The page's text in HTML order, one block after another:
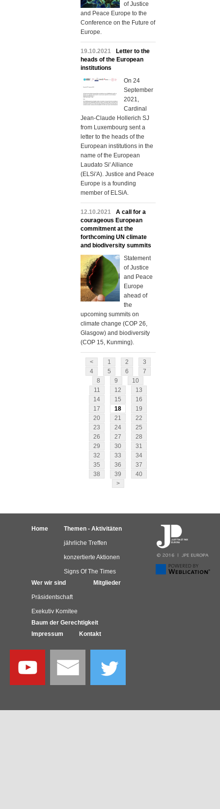
of Justice
and Peace Europe to the
Conference on the Future of
Europe.
19.10.2021
Letter to the
heads of the European
institutions
On 24
September
2021,
Cardinal
Jean-Claude Hollerich SJ
from Luxembourg sent a
letter to the heads of the
European institutions in the
name of the European
Laudato Si' Alliance
(ELSi'A). Justice and Peace
Europe is a founding
member of ELSiA.
12.10.2021
A call for a
courageous European
commitment at the
forthcoming UN climate
and biodiversity summits
Statement
of Justice
and Peace
Europe
ahead of
the
upcoming summits on
climate change (COP 26,
Glasgow) and biodiversity
(COP 15, Kunming).
< 1 2
3
4
5 6
7
8
9
10
11
12
13
14
15
16
17
18
19
20
21
22
23
24
25
26
27
28
29
30
31
32
33
34
35
36
37
38
39
40
>
Home Themen - Aktivitäten
jährliche Treffen
konzertierte Aktionen
Signs Of The Times
Wer wir sind
Präsidentschaft
Exekutiv Komitee
Mitglieder
Baum der Gerechtigkeit
Impressum
Kontakt